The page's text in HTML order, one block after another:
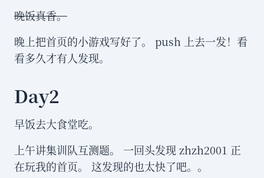
晚饭真香。
晚上把首页的小游戏写好了。 push 上去一发！看
看多久才有人发现。
Day2
早饭去大食堂吃。
上午讲集训队互测题。 一回头发现 zhzh2001 正
在玩我的首页。 这发现的也太快了吧。。